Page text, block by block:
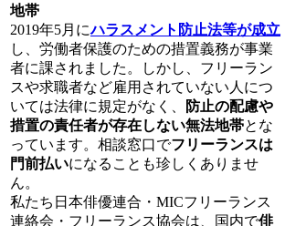
地帯
2019年5月にハラスメント防止法等が成立
し、労働者保護のための措置義務が事業
者に課されました。しかし、フリーラン
スや求職者など雇用されていない人につ
いては法律に規定がなく、
防止の配慮や
措置の責任者が存在しない無法地帯とな
っています。相談窓口でフリーランスは
門前払いになることも珍しくありませ
ん。
私たち日本俳優連合・MICフリーランス
連絡会・フリーランス協会は、国内で俳